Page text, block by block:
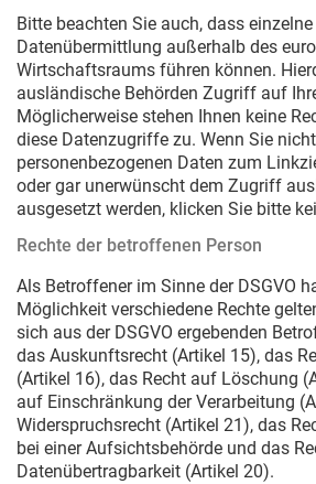
Bitte beachten Sie auch, dass
Datenübermittlung außerhalb des
Wirtschaftsraums führen können.
ausländische Behörden Zugriff auf
Möglicherweise stehen Ihnen keine
diese Datenzugriffe zu. Wenn Sie
personenbezogenen Daten zum
oder gar unerwünscht dem Zugriff
ausgesetzt werden, klicken Sie bitte
Rechte der betroffenen Person
Als Betroffener im Sinne der DSGVO
Möglichkeit verschiedene Rechte
sich aus der DSGVO ergebenden
das Auskunftsrecht (Artikel 15), das
(Artikel 16), das Recht auf Löschung
auf Einschränkung der Verarbeitung
Widerspruchsrecht (Artikel 21), das
bei einer Aufsichtsbehörde und das
Datenübertragbarkeit (Artikel 20).